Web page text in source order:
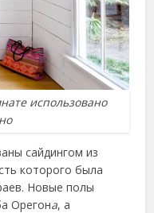
использовано
сайдингом из
которого была
Новые полы
Орегона, а